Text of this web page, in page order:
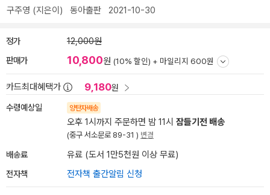
구주영 (지은이) 동아출판 2021-10-30
정가 12,000원
판매가 10,800원 (10% 할인) + 마일리지 600원
카드최대혜택가 9,180원
수령예상일 양탄자배송
오후 1시까지 주문하면 밤 11시 잠들기전 배송
(중구 서소문로 89-31 ) 변경
배송료 유료 (도서 1만5천원 이상 무료)
전자책 전자책 출간알림 신청